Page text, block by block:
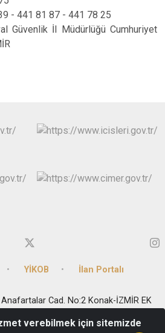
- 441 81 87 - 441 78 25
İl Müdürlüğü Cumhuriyet
YİKOB İlan Portalı
Cad. No:2 Konak-İZMİR EK
verebilmek için sitemizde